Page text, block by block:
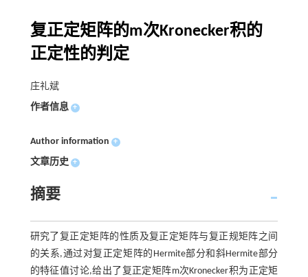
复正定矩阵的m次Kronecker积的
正定性的判定
庄礼斌
作者信息 +
Author information +
文章历史 +
摘要
研究了复正定矩阵的性质及复正定矩阵与复正规矩阵之间
的关系,通过对复正定矩阵的Hermite部分和斜Hermite部分
的特征值讨论,给出了复正定矩阵m次Kronecker积为正定矩